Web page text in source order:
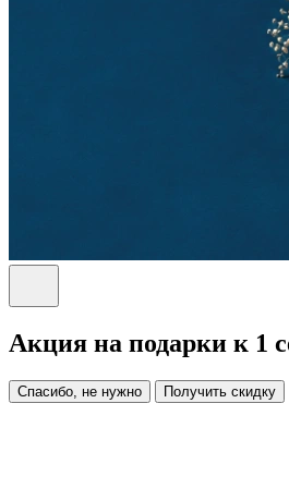
Акция на подарки к 1
Спасибо, не нужно Получить скидку